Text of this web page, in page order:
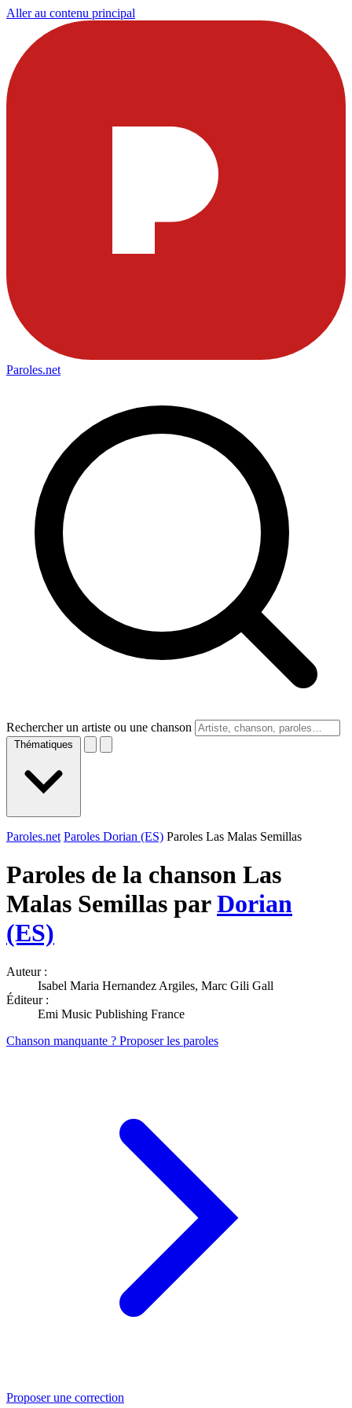
Aller au contenu principal
Paroles.net
Rechercher un artiste ou une chanson
Thématiques
Paroles.net Paroles Dorian (ES) Paroles Las Malas Semillas
Paroles de la chanson Las
Malas Semillas parDorian
(ES)
Auteur :
Isabel Maria Hernandez Argiles, Marc Gili Gall
Éditeur :
Emi Music Publishing France
Chanson manquante ? Proposer les paroles
Proposer une correction